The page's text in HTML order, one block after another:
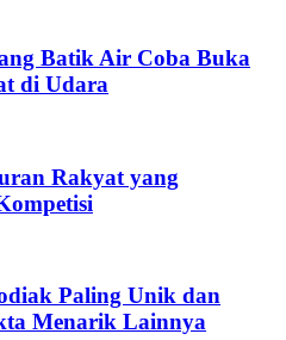
Batik Air Coba Buka
di Udara
Rakyat yang
Paling Unik dan
Menarik Lainnya